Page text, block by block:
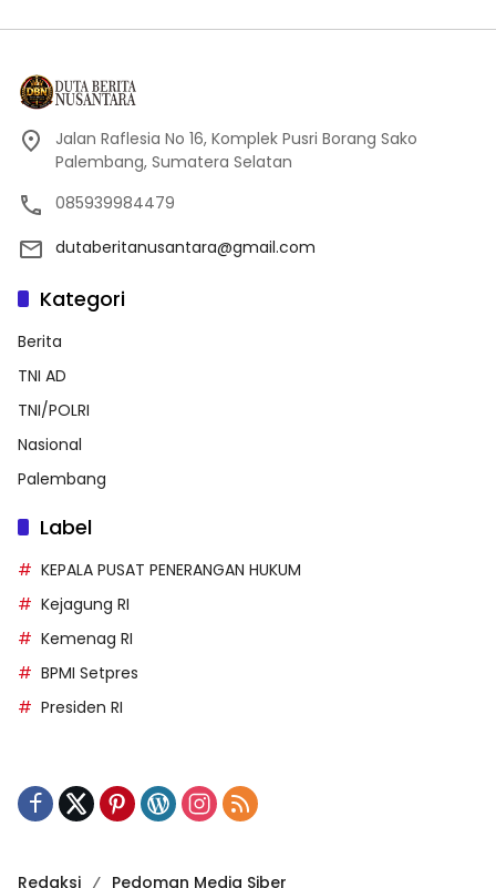
Jalan Raflesia No 16, Komplek Pusri Borang Sako
Palembang, Sumatera Selatan
085939984479
dutaberitanusantara@gmail.com
Kategori
Berita
TNI AD
TNI/POLRI
Nasional
Palembang
Label
KEPALA PUSAT PENERANGAN HUKUM
Kejagung RI
Kemenag RI
BPMI Setpres
Presiden RI
Redaksi Pedoman Media Siber